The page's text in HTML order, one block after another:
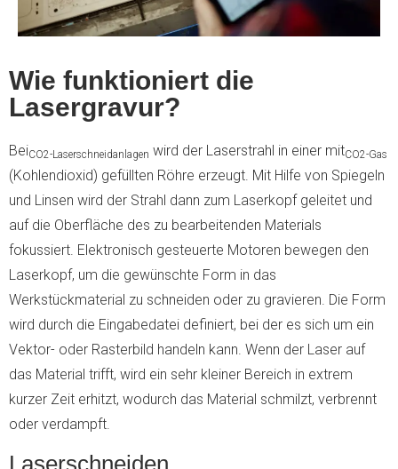
Wie funktioniert die
Lasergravur?
BeiCO2-Laserschneidanlagen wird der Laserstrahl in einer mitCO2-Gas
(Kohlendioxid) gefüllten Röhre erzeugt. Mit Hilfe von Spiegeln
und Linsen wird der Strahl dann zum Laserkopf geleitet und
auf die Oberfläche des zu bearbeitenden Materials
fokussiert. Elektronisch gesteuerte Motoren bewegen den
Laserkopf, um die gewünschte Form in das
Werkstückmaterial zu schneiden oder zu gravieren. Die Form
wird durch die Eingabedatei definiert, bei der es sich um ein
Vektor- oder Rasterbild handeln kann. Wenn der Laser auf
das Material trifft, wird ein sehr kleiner Bereich in extrem
kurzer Zeit erhitzt, wodurch das Material schmilzt, verbrennt
oder verdampft.
Laserschneiden